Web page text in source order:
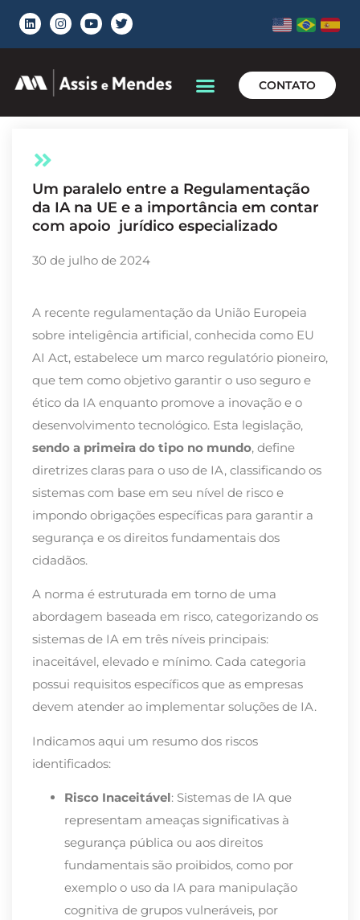
CONTATO
Um paralelo entre a Regulamentação
da IA na UE e a importância em contar
com apoio jurídico especializado
30 de julho de 2024
A recente regulamentação da União Europeia
sobre inteligência artificial, conhecida como EU
AI Act, estabelece um marco regulatório pioneiro,
que tem como objetivo garantir o uso seguro e
ético da IA enquanto promove a inovação e o
desenvolvimento tecnológico. Esta legislação,
sendo a primeira do tipo no mundo, define
diretrizes claras para o uso de IA, classificando os
sistemas com base em seu nível de risco e
impondo obrigações específicas para garantir a
segurança e os direitos fundamentais dos
cidadãos.
A norma é estruturada em torno de uma
abordagem baseada em risco, categorizando os
sistemas de IA em três níveis principais:
inaceitável, elevado e mínimo. Cada categoria
possui requisitos específicos que as empresas
devem atender ao implementar soluções de IA.
Indicamos aqui um resumo dos riscos
identificados:
Risco Inaceitável: Sistemas de IA que
representam ameaças significativas à
segurança pública ou aos direitos
fundamentais são proibidos, como por
exemplo o uso da IA para manipulação
cognitiva de grupos vulneráveis, por